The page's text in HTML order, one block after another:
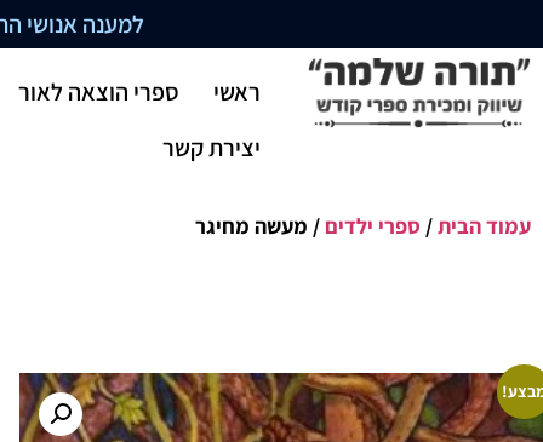
למענה אנושי התקשרו
ראשי
ספרי הוצאה לאור
יצירת קשר
עמוד הבית/ ספרי ילדים / מעשה מחיגר